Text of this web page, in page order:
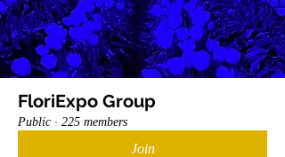
FloriExpo Group
Public · 225 members
Join